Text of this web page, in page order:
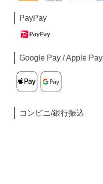
PayPay
Google Pay / Apple Pay
コンビニ/銀行振込